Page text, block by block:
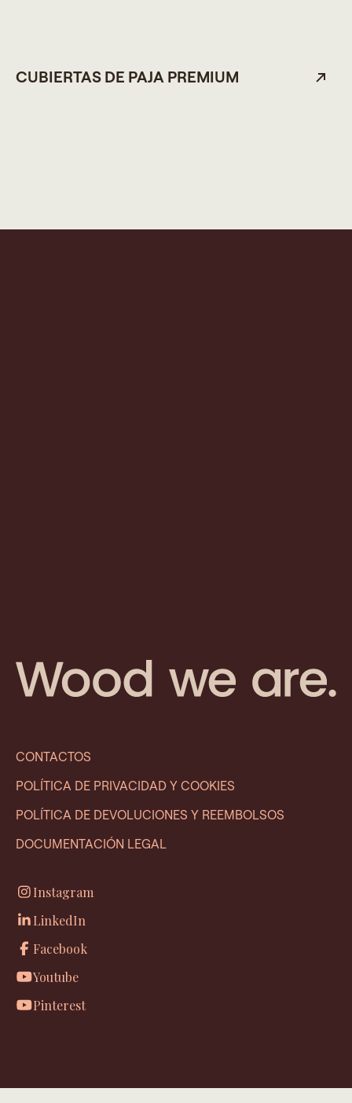
CUBIERTAS DE PAJA PREMIUM
CONTACTOS
POLÍTICA DE PRIVACIDAD Y COOKIES
POLÍTICA DE DEVOLUCIONES Y REEMBOLSOS
DOCUMENTACIÓN LEGAL
Instagram
LinkedIn
Facebook
Youtube
Pinterest